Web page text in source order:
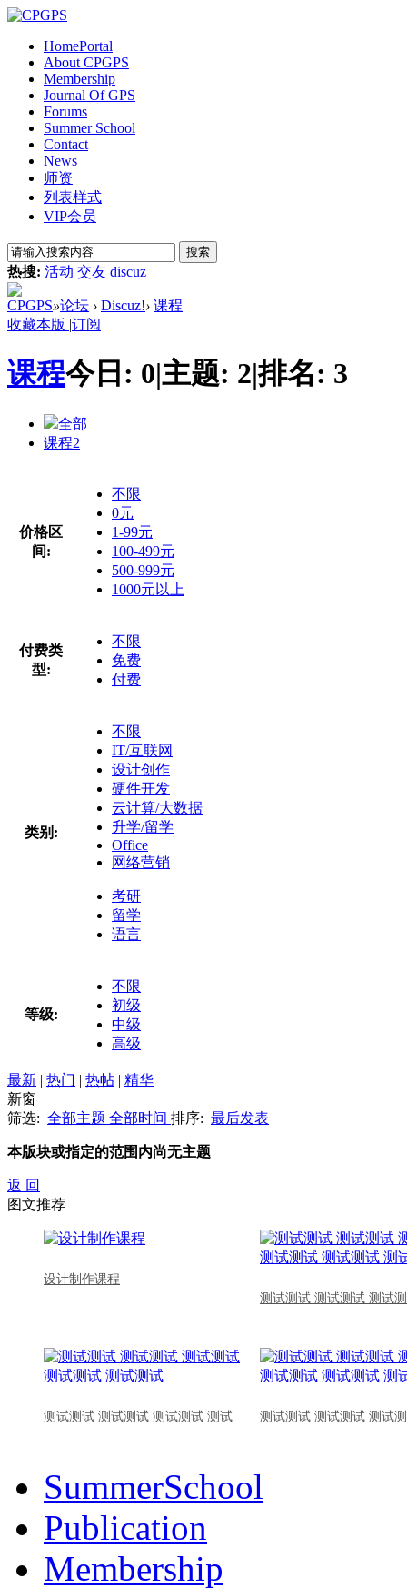
HomePortal
About CPGPS
Membership
Journal Of GPS
Forums
Summer School
Contact
News
师资
列表样式
VIP会员
搜索
热搜: 活动 交友 discuz
CPGPS»论坛 › Discuz!› 课程
收藏本版 |订阅
课程今日: 0|主题: 2|排名: 3
全部
课程2
价格区
间:
不限
0元
1-99元
100-499元
500-999元
1000元以上
付费类
型:
不限
免费
付费
类别:
不限
IT/互联网
设计创作
硬件开发
云计算/大数据
升学/留学
Office
网络营销
考研
留学
语言
等级:
不限
初级
中级
高级
最新 | 热门 | 热帖 | 精华
新窗
筛选: 全部主题 全部时间 排序: 最后发表
本版块或指定的范围内尚无主题
返 回
图文推荐
设计制作课程
测试测试 测试测试 测试
测试测试 测试测试 测试测试 测试 测试测试 测试测试 测试
SummerSchool
Publication
Membership